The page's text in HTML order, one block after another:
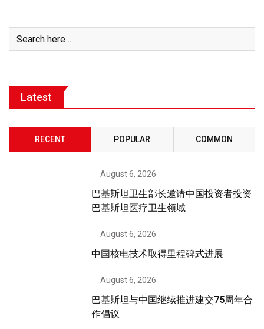
Latest
RECENT POPULAR COMMON
August 6, 2026
巴基斯坦卫生部长邀请中国投资者投资
巴基斯坦医疗卫生领域
August 6, 2026
中国核电技术取得里程碑式进展
August 6, 2026
巴基斯坦与中国继续推进建交75周年合
作倡议